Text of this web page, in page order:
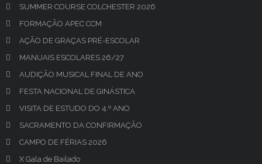
SUMMER COURSE COLCHESTER 2026
FORMAÇÃO APEC CCM
AÇÃO DE GRAÇAS PRÉ-ESCOLAR
MANUAIS ESCOLARES 26/27
AUDIÇÃO MUSICAL FINAL DE ANO
FESTA NACIONAL DE GINÁSTICA
VISITA DE ESTUDO DO 4.º ANO
SACRAMENTO DA CONFIRMAÇÃO
CAMPO DE FÉRIAS 2026
X Gala de Bailado